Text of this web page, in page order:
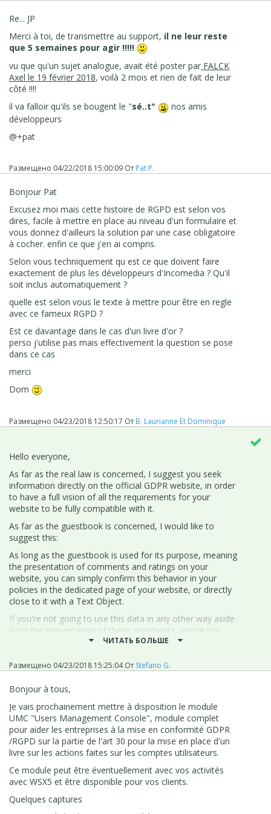
Re... JP
Merci à toi, de transmettre au support, il ne leur reste
que 5 semaines pour agir !!!!!
vu que qu'un sujet analogue, avait été poster par FALCK
Axel le 19 février 2018, voilà 2 mois et rien de fait de leur
côté !!!!
il va falloir qu'ils se bougent le "sé..t"
nos amis
développeurs
@+pat
Размещено 04/22/2018 15:00:09 От Pat P.
Bonjour Pat
Excusez moi mais cette histoire de RGPD est selon vos
dires, facile à mettre en place au niveau d'un formulaire et
vous donnez d'ailleurs la solution par une case obligatoire
à cocher. enfin ce que j'en ai compris.
Selon vous techniquement qu est ce que doivent faire
exactement de plus les développeurs d'Incomedia ? Qu'il
soit inclus automatiquement ?
quelle est selon vous le texte à mettre pour être en regle
avec ce fameux RGPD ?
Est ce davantage dans le cas d'un livre d'or ?
perso j'utilise pas mais effectivement la question se pose
dans ce cas
merci
Dom
Размещено 04/23/2018 12:50:17 От B. Laurianne Et Dominique
Hello everyone,
As far as the real law is concerned, I suggest you seek
information directly on the official GDPR website, in order
to have a full vision of all the requirements for your
website to be fully compatible with it.
As far as the guestbook is concerned, I would like to
suggest this:
As long as the guestbook is used for its purpose, meaning
the presentation of comments and ratings on your
website, you can simply confirm this behavior in your
policies in the dedicated page of your website, or directly
close to it with a Text Object.
If you're not going to use this data in any other way aside
from the presentation of these comments, you're not
going to need to ask for any further specific consent to
If you wish, you can specify this to the user so that he is
anywhere.
Let me know if I can provide further clarification
Thank you
Stefano
Bonjour à tous,
En ce qui concerne la loi réelle, je vous suggère de
ЧИТАТЬ БОЛЬШЕ
Размещено 04/23/2018 15:25:04От Stefano G.
Bonjour à tous,
Je vais prochainement mettre à disposition le module
UMC "Users Management Console", module complet
pour aider les entreprises à la mise en conformité GDPR
/RGPD sur la partie de l'art 30 pour la mise en place d'un
livre sur les actions faites sur les comptes utilisateurs.
Ce module peut être éventuellement avec vos activités
avec WSX5 et être disponible pour vos clients.
Quelques captures